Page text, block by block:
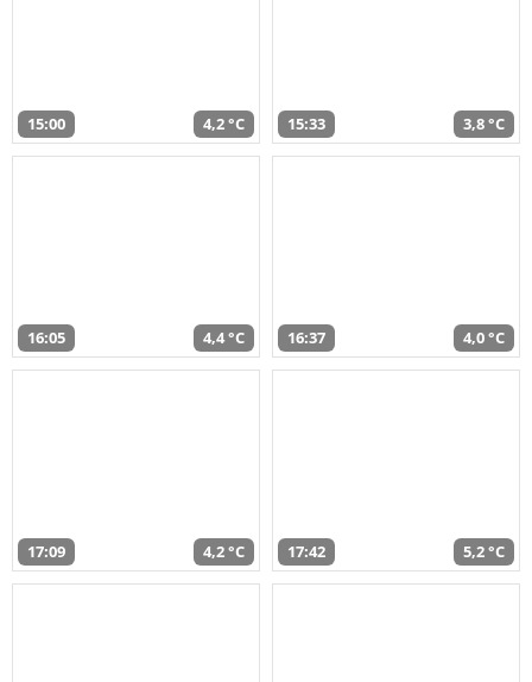
15:00 4,2 °C 15:33 3,8 °C
16:05 4,4 °C 16:37 4,0 °C
17:09 4,2 °C 17:42 5,2 °C